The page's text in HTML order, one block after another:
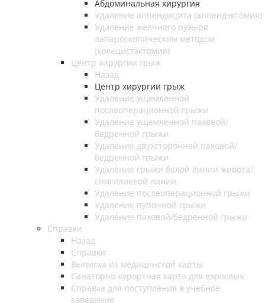
Абдоминальная хирургия
Удаление аппендицита (аппендэктомия)
Удаление желчного пузыря
лапароскопическим методом
(холецистэктомия)
Центр хирургии грыж
Назад
Центр хирургии грыж
Удаление ущемленной
послеоперационной грыжи
Удаление ущемленной паховой/
бедренной грыжи
Удаление двухсторонней паховой/
бедренной грыжи
Удаление грыжи белой линии живота/
спигилиевой линии
Удаление послеоперационной грыжи
Удаление пупочной грыжи
Удаление паховой/бедренной грыжи
Справки
Назад
Справки
Выписка из медицинской карты
Санаторно-курортная карта для взрослых
Справка для поступления в учебное
заведение